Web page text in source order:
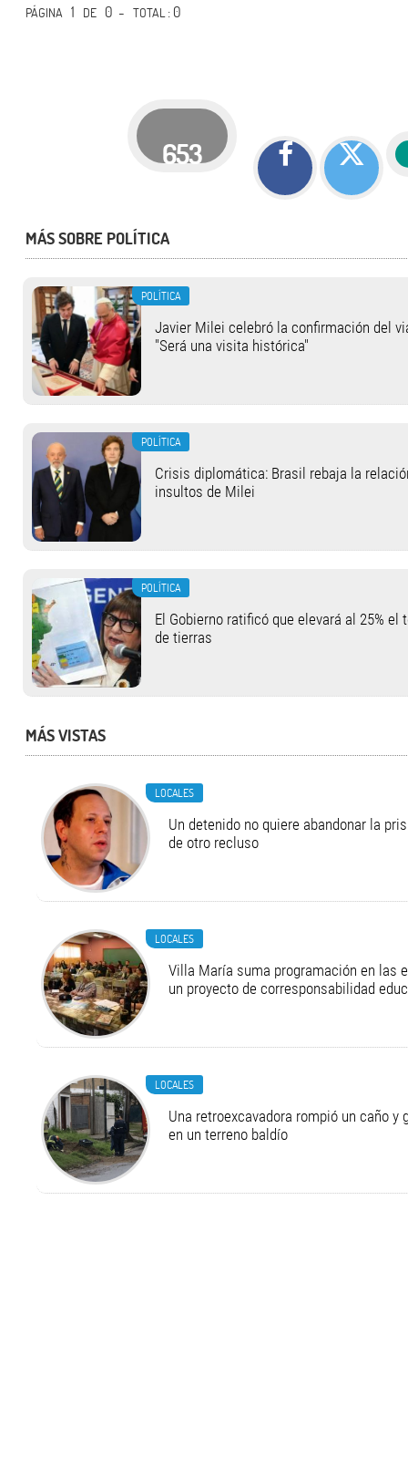
PÁGINA 1 DE 0 -TOTAL: 0
653
MÁS SOBRE POLÍTICA
POLÍTICA
Javier Milei celebró la confirmación del
"Será una visita histórica"
POLÍTICA
Crisis diplomática: Brasil rebaja la
insultos de Milei
POLÍTICA
El Gobierno ratificó que elevará al 25%
de tierras
MÁS VISTAS
LOCALES
Un detenido no quiere abandonar la
de otro recluso
LOCALES
Villa María suma programación en las
un proyecto de corresponsabilidad
LOCALES
Una retroexcavadora rompió un caño y
en un terreno baldío